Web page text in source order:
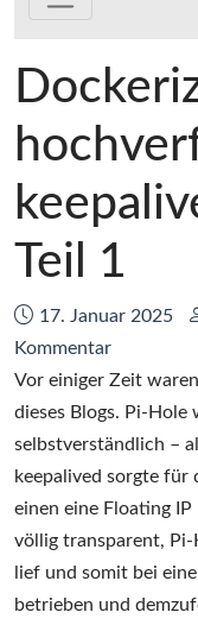
Teil 1
Datum:
17. Januar 2025
Kommentarzu
Dockerized
Pi-
Hole
mit
keepalived
und
DRBD,
Vor einiger Zeit waren
dieses Blogs. Pi-
selbstverständlich –
keepalived sorgte für
einen eine Floating
völlig transparent, Pi-
lief und somit bei
betrieben und